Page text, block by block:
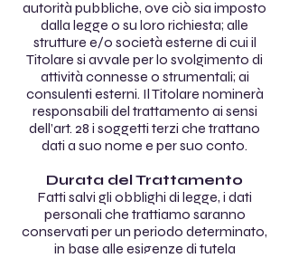
autorità pubbliche, ove ciò sia imposto
dalla legge o su loro richiesta; alle
strutture e/o società esterne di cui il
Titolare si avvale per lo svolgimento di
attività connesse o strumentali; ai
consulenti esterni. Il Titolare nominerà
responsabili del trattamento ai sensi
dell’art. 28 i soggetti terzi che trattano
dati a suo nome e per suo conto.
Durata del Trattamento
Fatti salvi gli obblighi di legge, i dati
personali che trattiamo saranno
conservati per un periodo determinato,
in base alle esigenze di tutela